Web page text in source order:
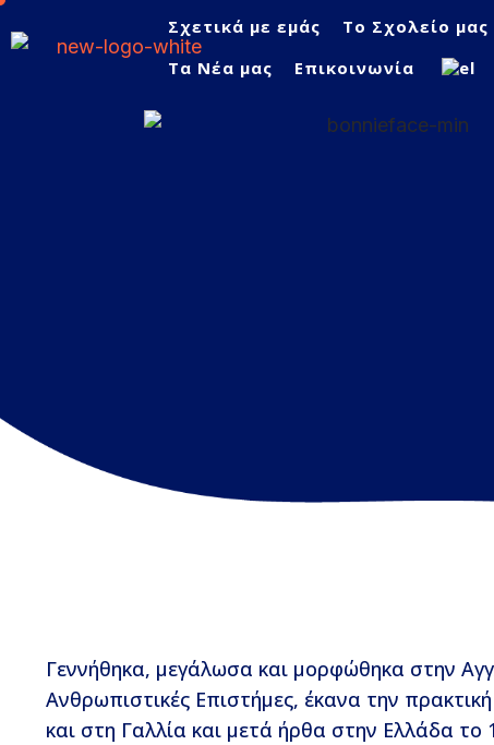
Σχετικά με εμάς Το Σχολείο μας
Τα Νέα μας
Επικοινωνία
Γεννήθηκα, μεγάλωσα και μορφώθηκα στην
Ανθρωπιστικές Επιστήμες, έκανα την
και στη Γαλλία και μετά ήρθα στην Ελλάδα